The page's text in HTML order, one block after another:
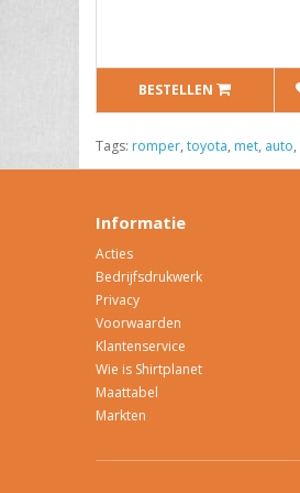
BESTELLEN
Tags: romper, toyota, met, auto,
Informatie
Acties
Bedrijfsdrukwerk
Privacy
Voorwaarden
Klantenservice
Wie is Shirtplanet
Maattabel
Markten